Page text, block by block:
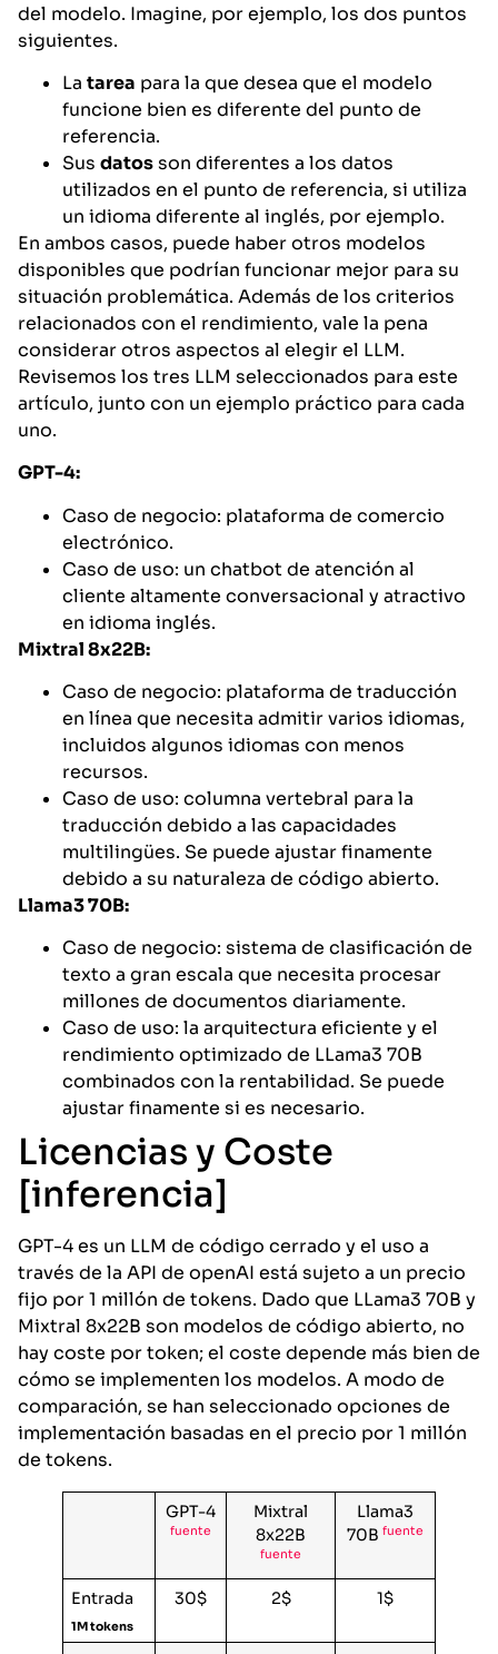
del modelo. Imagine, por ejemplo, los dos puntos
siguientes.
La tarea para la que desea que el modelo
funcione bien es diferente del punto de
referencia.
Sus datosson diferentes a los datos
utilizados en el punto de referencia, si utiliza
un idioma diferente al inglés, por ejemplo.
En ambos casos, puede haber otros modelos
disponibles que podrían funcionar mejor para su
situación problemática. Además de los criterios
relacionados con el rendimiento, vale la pena
considerar otros aspectos al elegir el LLM.
Revisemos los tres LLM seleccionados para este
artículo, junto con un ejemplo práctico para cada
uno.
GPT-4:
Caso de negocio: plataforma de comercio
electrónico.
Caso de uso: un chatbot de atención al
cliente altamente conversacional y atractivo
en idioma inglés.
Mixtral 8x22B:
Caso de negocio: plataforma de traducción
en línea que necesita admitir varios idiomas,
incluidos algunos idiomas con menos
recursos.
Caso de uso: columna vertebral para la
traducción debido a las capacidades
multilingües. Se puede ajustar finamente
debido a su naturaleza de código abierto.
Llama3 70B:
Caso de negocio: sistema de clasificación de
texto a gran escala que necesita procesar
millones de documentos diariamente.
Caso de uso: la arquitectura eficiente y el
rendimiento optimizado de LLama3 70B
combinados con la rentabilidad. Se puede
ajustar finamente si es necesario.
Licencias y Coste
[inferencia]
GPT-4 es un LLM de código cerrado y el uso a
través de la API de openAI está sujeto a un precio
fijo por 1 millón de tokens. Dado que LLama3 70B y
Mixtral 8x22B son modelos de código abierto, no
hay coste por token; el coste depende más bien de
cómo se implementen los modelos. A modo de
comparación, se han seleccionado opciones de
implementación basadas en el precio por 1 millón
de tokens.
GPT-4
fuente
Mixtral
8x22B
fuente
Llama3
70B fuente
Entrada
1M tokens
30$ 2$ 1$